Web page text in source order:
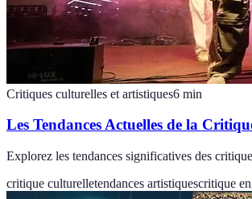
Critiques culturelles et artistiques6 min
Les Tendances Actuelles de la
Explorez les tendances significatives des
critique culturelletendances artistiquescritique